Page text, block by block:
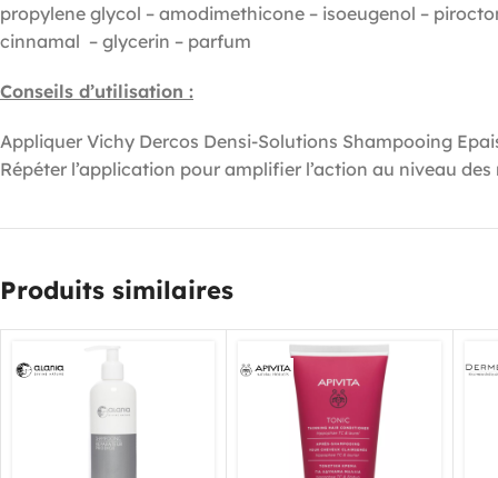
propylene glycol – amodimethicone – isoeugenol –
cinnamal – glycerin – parfum
Conseils d’utilisation :
Appliquer Vichy Dercos Densi-Solutions Shampooing
Répéter l’application pour amplifier l’action au niveau des
Produits similaires